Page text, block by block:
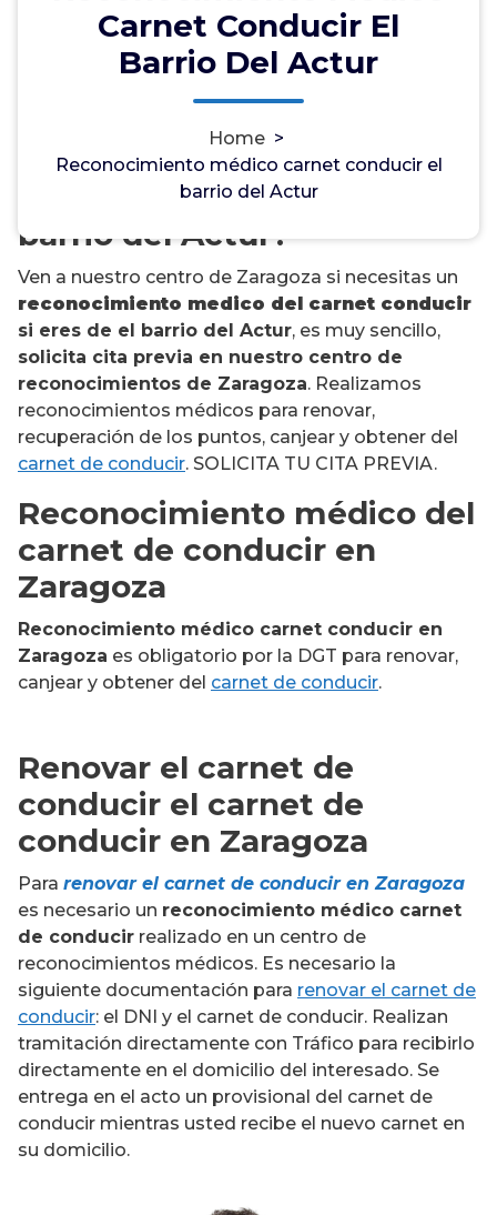
Carnet Conducir El
Barrio Del Actur
Home >
Reconocimiento médico carnet conducir el
barrio del Actur
¿Necesitas un
reconocimiento médico del
carnet de conducir en el
barrio del Actur?
Ven a nuestro centro de Zaragoza si necesitas un
reconocimiento medico del carnet conducir
si eres de el barrio del Actur, es muy sencillo,
solicita cita previa en nuestro centro de
reconocimientos de Zaragoza. Realizamos
reconocimientos médicos para renovar,
recuperación de los puntos, canjear y obtener del
carnet de conducir. SOLICITA TU CITA PREVIA.
Reconocimiento médico del
carnet de conducir en
Zaragoza
Reconocimiento médico carnet conducir en
Zaragoza es obligatorio por la DGT para renovar,
canjear y obtener del carnet de conducir.
Renovar el carnet de
conducir el carnet de
conducir en Zaragoza
Para renovar el carnet de conducir en Zaragoza
es necesario un reconocimiento médico carnet
de conducir realizado en un centro de
reconocimientos médicos. Es necesario la
siguiente documentación para renovar el carnet de
conducir: el DNI y el carnet de conducir. Realizan
tramitación directamente con Tráfico para recibirlo
directamente en el domicilio del interesado. Se
entrega en el acto un provisional del carnet de
conducir mientras usted recibe el nuevo carnet en
su domicilio.